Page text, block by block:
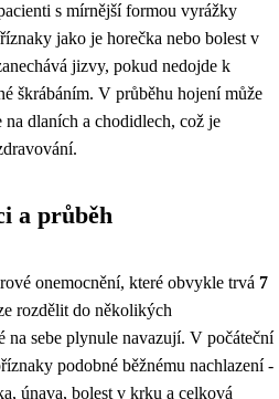
s mírnější formou vyrážky
jako je horečka nebo bolest v
jizvy, pokud nedojde k
škrábáním. V průběhu hojení může
dlaních a chodidlech, což je
a průběh
onemocnění, které obvykle trvá 7
rozdělit do několikých
na sebe plynule navazují. V počáteční
podobné běžnému nachlazení -
únava, bolest v krku a celková